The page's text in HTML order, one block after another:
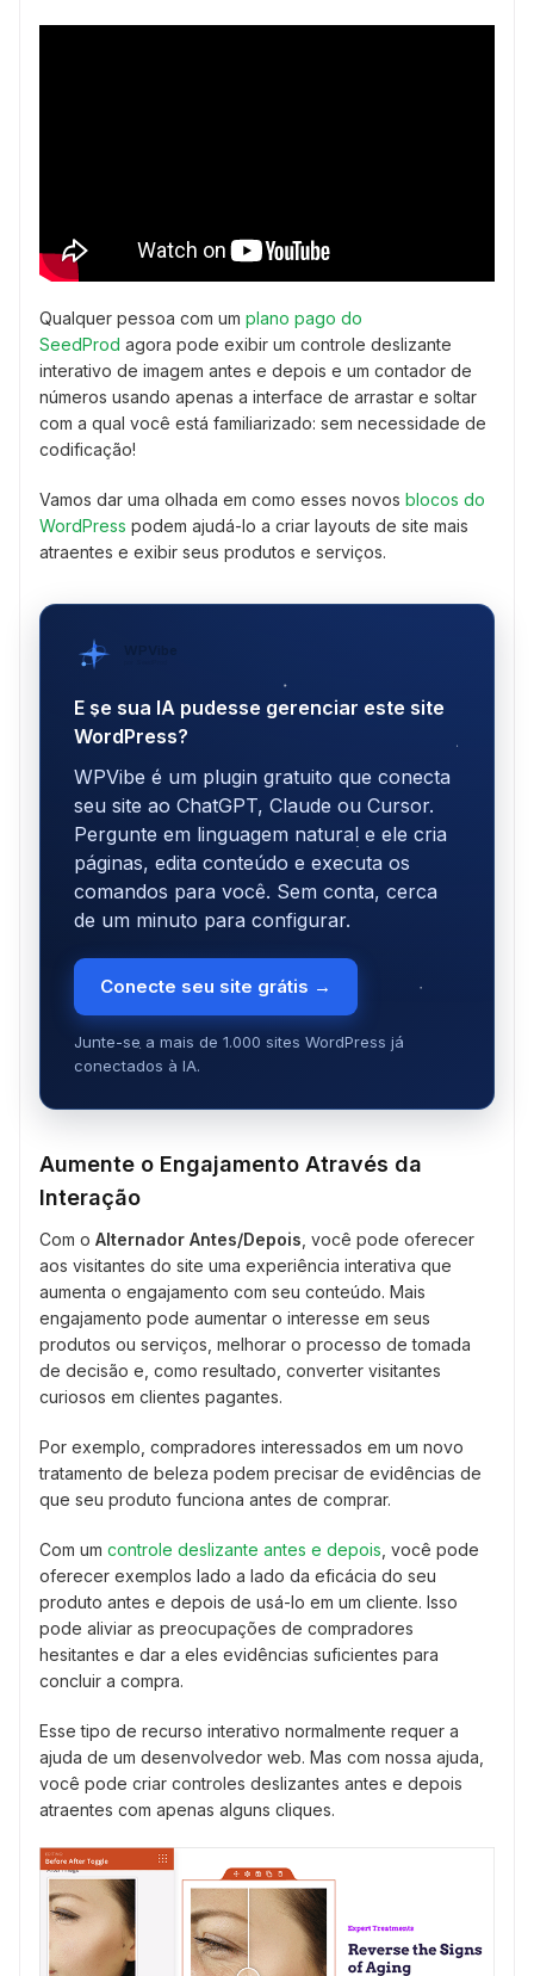
Qualquer pessoa com um plano pago do
SeedProd agora pode exibir um controle deslizante
interativo de imagem antes e depois e um contador de
números usando apenas a interface de arrastar e soltar
com a qual você está familiarizado: sem necessidade de
codificação!
Vamos dar uma olhada em como esses novos blocos do
WordPress podem ajudá-lo a criar layouts de site mais
atraentes e exibir seus produtos e serviços.
WPVibe
E se sua IA pudesse gerenciar este site
WordPress?
WPVibe é um plugin gratuito que conecta
seu site ao ChatGPT, Claude ou Cursor.
Pergunte em linguagem natural e ele cria
páginas, edita conteúdo e executa os
comandos para você. Sem conta, cerca
de um minuto para configurar.
Conecte seu site grátis →
Junte-se a mais de 1.000 sites WordPress já
conectados à IA.
Aumente o Engajamento Através da
Interação
Com o Alternador Antes/Depois , você pode oferecer
aos visitantes do site uma experiência interativa que
aumenta o engajamento com seu conteúdo. Mais
engajamento pode aumentar o interesse em seus
produtos ou serviços, melhorar o processo de tomada
de decisão e, como resultado, converter visitantes
curiosos em clientes pagantes.
Por exemplo, compradores interessados em um novo
tratamento de beleza podem precisar de evidências de
que seu produto funciona antes de comprar.
Com um controle deslizante antes e depois , você pode
oferecer exemplos lado a lado da eficácia do seu
produto antes e depois de usá-lo em um cliente. Isso
pode aliviar as preocupações de compradores
hesitantes e dar a eles evidências suficientes para
concluir a compra.
Esse tipo de recurso interativo normalmente requer a
ajuda de um desenvolvedor web. Mas com nossa ajuda,
você pode criar controles deslizantes antes e depois
atraentes com apenas alguns cliques.